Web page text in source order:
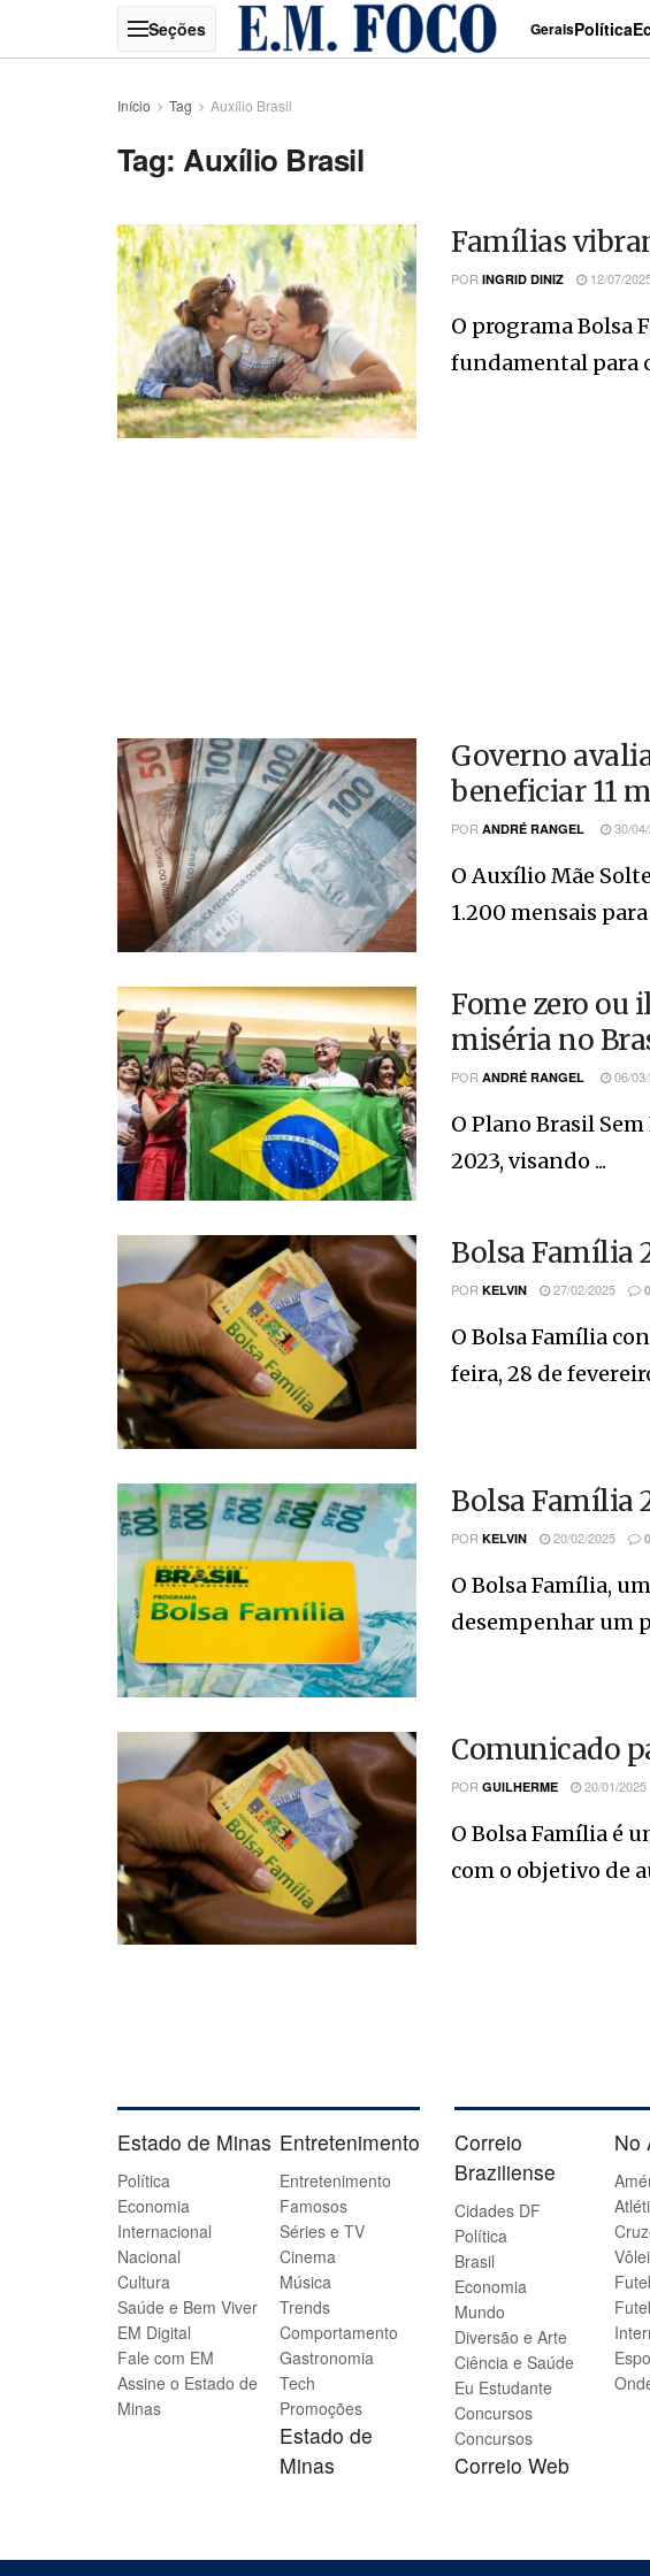
GeraisPolítica
Início Tag Auxílio Brasil
Tag:Auxílio Brasil
Famílias
POR INGRID DINIZ 12/07/
O programa Bolsa
fundamental para
Governo
beneficiar 11
POR ANDRÉ RANGEL 30/
O Auxílio Mãe
1.200 mensais
Fome zero ou
miséria no
POR ANDRÉ RANGEL 06/
O Plano Brasil
2023, visando ...
Bolsa Família
POR KELVIN 27/02/2025 0
O Bolsa Família
feira, 28 de
Bolsa Família
POR KELVIN 20/02/2025 0
O Bolsa Família,
desempenhar um
Comunicado
POR GUILHERME 20/01/2025
O Bolsa Família é
com o objetivo de
Estado de Minas
Política
Economia
Internacional
Nacional
Cultura
Saúde e Bem Viver
EM Digital
Fale com EM
Assine o Estado de
Minas
Entretenimento
Entretenimento
Famosos
Séries e TV
Cinema
Música
Trends
Comportamento
Gastronomia
Tech
Promoções
Estado de
Minas
Correio
Braziliense
Cidades DF
Política
Brasil
Economia
Mundo
Diversão e Arte
Ciência e Saúde
Eu Estudante
Concursos
Concursos
Correio Web
No
Vôlei